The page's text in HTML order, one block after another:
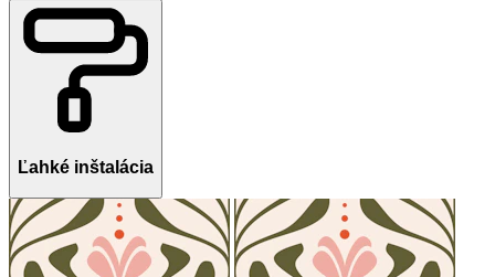
Ľahké inštalácia